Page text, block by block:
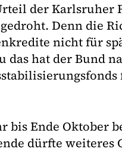
der Karlsruher
Denn die
nicht für
das hat der Bund
bis Ende Oktober
dürfte weiteres